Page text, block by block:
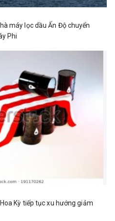
máy lọc dầu Ấn Độ chuyển
Phi
Kỳ tiếp tục xu hướng giảm